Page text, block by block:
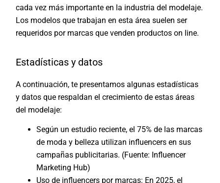
cada vez más importante en la industria del modelaje.
Los modelos que trabajan en esta área suelen ser
requeridos por marcas que venden productos on line.
Estadísticas y datos
A continuación, te presentamos algunas estadísticas
y datos que respaldan el crecimiento de estas áreas
del modelaje:
Según un estudio reciente, el 75% de las marcas
de moda y belleza utilizan influencers en sus
campañas publicitarias. (Fuente: Influencer
Marketing Hub)
Uso de influencers por marcas: En 2025, el